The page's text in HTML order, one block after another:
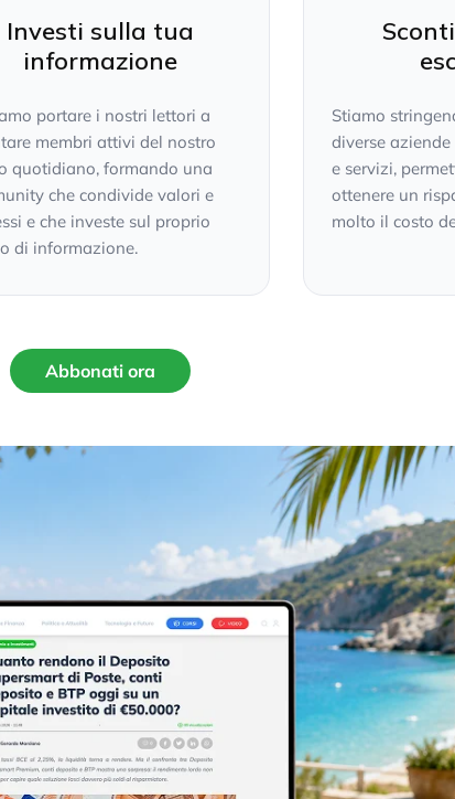
Investi sulla tua
informazione
portare i nostri lettori a
membri attivi del nostro
quotidiano, formando una
che condivide valori e
e che investe sul proprio
di informazione.
Stiamo
diverse
e servizi,
ottenere un
molto il costo
Abbonati ora